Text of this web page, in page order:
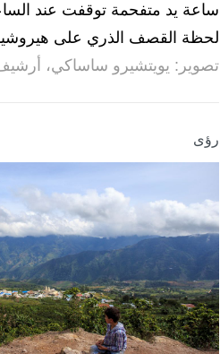
لحظة القصف الذري على
تصوير: يويتشيرو ساساكي، أرشيف
رؤى